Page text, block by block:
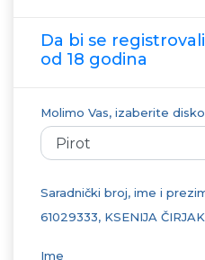
Da bi se
od 18 godina
Molimo Vas, izaberite
Saradnički broj, ime i
61029333, KSENIJA ČIRJAK
Ime